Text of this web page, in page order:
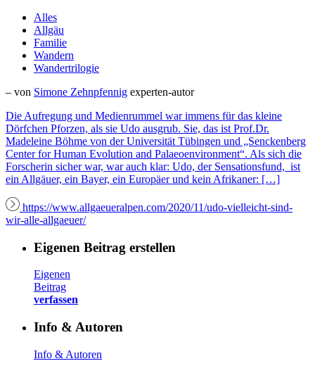
Alles
Allgäu
Familie
Wandern
Wandertrilogie
– von Simone Zehnpfennig experten-autor
Die Aufregung und Medienrummel war immens für das kleine
Dörfchen Pforzen, als sie Udo ausgrub. Sie, das ist Prof.Dr.
Madeleine Böhme von der Universität Tübingen und „Senckenberg
Center for Human Evolution and Palaeoenvironment“. Als sich die
Forscherin sicher war, war auch klar: Udo, der Sensationsfund, ist
ein Allgäuer, ein Bayer, ein Europäer und kein Afrikaner: […]
https://www.allgaeueralpen.com/2020/11/udo-vielleicht-sind-
wir-alle-allgaeuer/
Eigenen Beitrag erstellen
Eigenen
Beitrag
verfassen
Info & Autoren
Info & Autoren